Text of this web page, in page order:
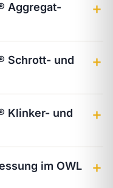
Aggregat-
＋
Schrott- und
＋
Klinker- und
＋
im OWL
＋